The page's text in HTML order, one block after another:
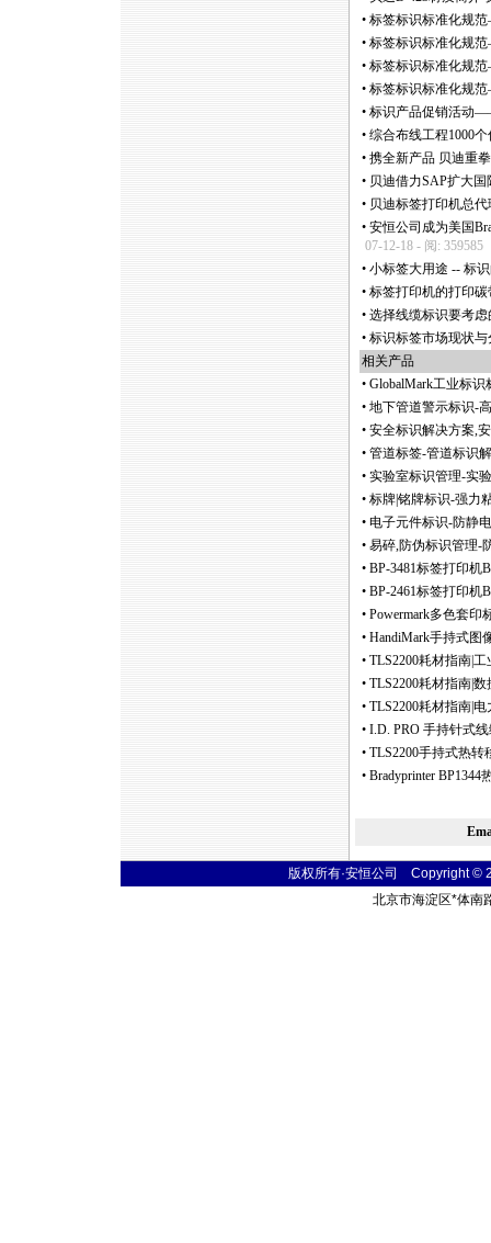
• 标签标识标准化规
• 标签标识标准化规
• 标签标识标准化规
• 标签标识标准化规
• 标识产品促销活动
• 综合布线工程1000
• 携全新产品 贝迪重
• 贝迪借力SAP扩大
• 贝迪标签打印机总
• 安恒公司成为美国
07-12-18 - 阅: 359585
• 小标签大用途 -- 标
• 标签打印机的打印
• 选择线缆标识要考
• 标识标签市场现状与
相关产品
• GlobalMark工业标识
• 地下管道警示标识-
• 安全标识解决方案,
• 管道标签-管道标识
• 实验室标识管理-实
• 标牌|铭牌标识-强力
• 电子元件标识-防静
• 易碎,防伪标识管理-
• BP-3481标签打印机
• BP-2461标签打印机
• Powermark多色套印
• HandiMark手持式图
• TLS2200耗材指南|
• TLS2200耗材指南|
• TLS2200耗材指南|
• I.D. PRO 手持针式
• TLS2200手持式热
• Bradyprinter
版权所有·安恒公司 Copyright
北京市海淀区*体南